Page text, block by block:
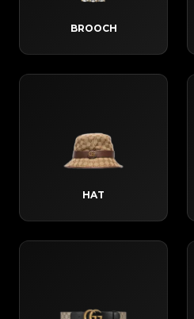
BROOCH
HAT